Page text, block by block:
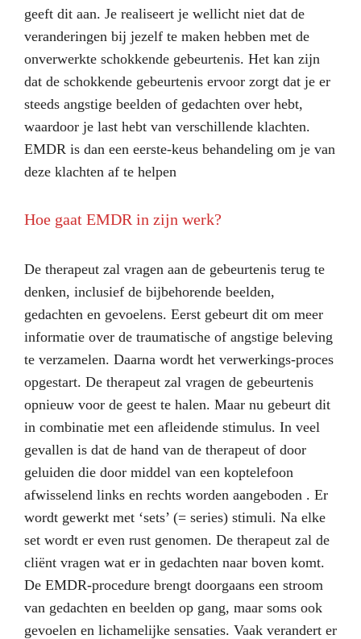
geeft dit aan. Je realiseert je wellicht niet dat de
veranderingen bij jezelf te maken hebben met de
onverwerkte schokkende gebeurtenis. Het kan zijn
dat de schokkende gebeurtenis ervoor zorgt dat je er
steeds angstige beelden of gedachten over hebt,
waardoor je last hebt van verschillende klachten.
EMDR is dan een eerste-keus behandeling om je van
deze klachten af te helpen
Hoe gaat EMDR in zijn werk?
De therapeut zal vragen aan de gebeurtenis terug te
denken, inclusief de bijbehorende beelden,
gedachten en gevoelens. Eerst gebeurt dit om meer
informatie over de traumatische of angstige beleving
te verzamelen. Daarna wordt het verwerkings-proces
opgestart. De therapeut zal vragen de gebeurtenis
opnieuw voor de geest te halen. Maar nu gebeurt dit
in combinatie met een afleidende stimulus. In veel
gevallen is dat de hand van de therapeut of door
geluiden die door middel van een koptelefoon
afwisselend links en rechts worden aangeboden . Er
wordt gewerkt met ‘sets’ (= series) stimuli. Na elke
set wordt er even rust genomen. De therapeut zal de
cliënt vragen wat er in gedachten naar boven komt.
De EMDR-procedure brengt doorgaans een stroom
van gedachten en beelden op gang, maar soms ook
gevoelen en lichamelijke sensaties. Vaak verandert er